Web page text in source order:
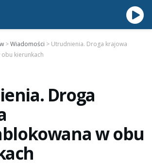
>Wiadomości > Utrudnienia. Droga krajowa
kierunkach
Droga
w obu